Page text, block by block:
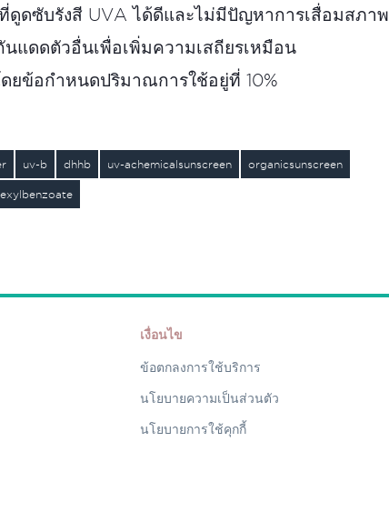
ดูดซับรังสี UVA ได้ดีและไม่มีปัญหาการเสื่อมสภาพ
นแดดตัวอื่นเพื่อเพิ่มความเสถียรเหมือน
ข้อกำหนดปริมาณการใช้อยู่ที่ 10%
uv-b dhhb uv-achemicalsunscreen organicsunscreen
เงื่อนไข
ข้อตกลงการใช้บริการ
นโยบายความเป็นส่วนตัว
นโยบายการใช้คุกกี้